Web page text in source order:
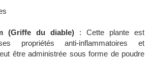
(Griffe du diable) : Cette plante est
propriétés anti-inflammatoires et
être administrée sous forme de poudre